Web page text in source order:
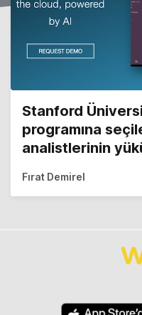
Stanford
programına
analistlerinin
Fırat Demirel